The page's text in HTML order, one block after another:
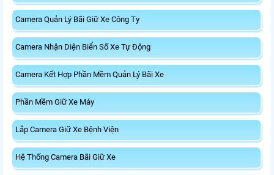
Camera Quản Lý Bãi Giữ Xe Công Ty
Camera Nhận Diện Biển Số Xe Tự Động
Camera Kết Hợp Phần Mềm Quản Lý Bãi Xe
Phần Mềm Giữ Xe Máy
Lắp Camera Giữ Xe Bệnh Viện
Hệ Thống Camera Bãi Giữ Xe